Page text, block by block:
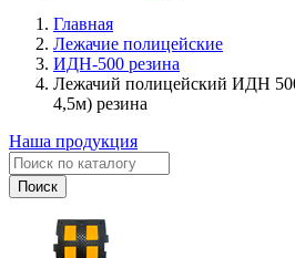
Главная
Лежачие полицейские
ИДН-500 резина
Лежачий полицейский ИДН
4,5м) резина
Наша продукция